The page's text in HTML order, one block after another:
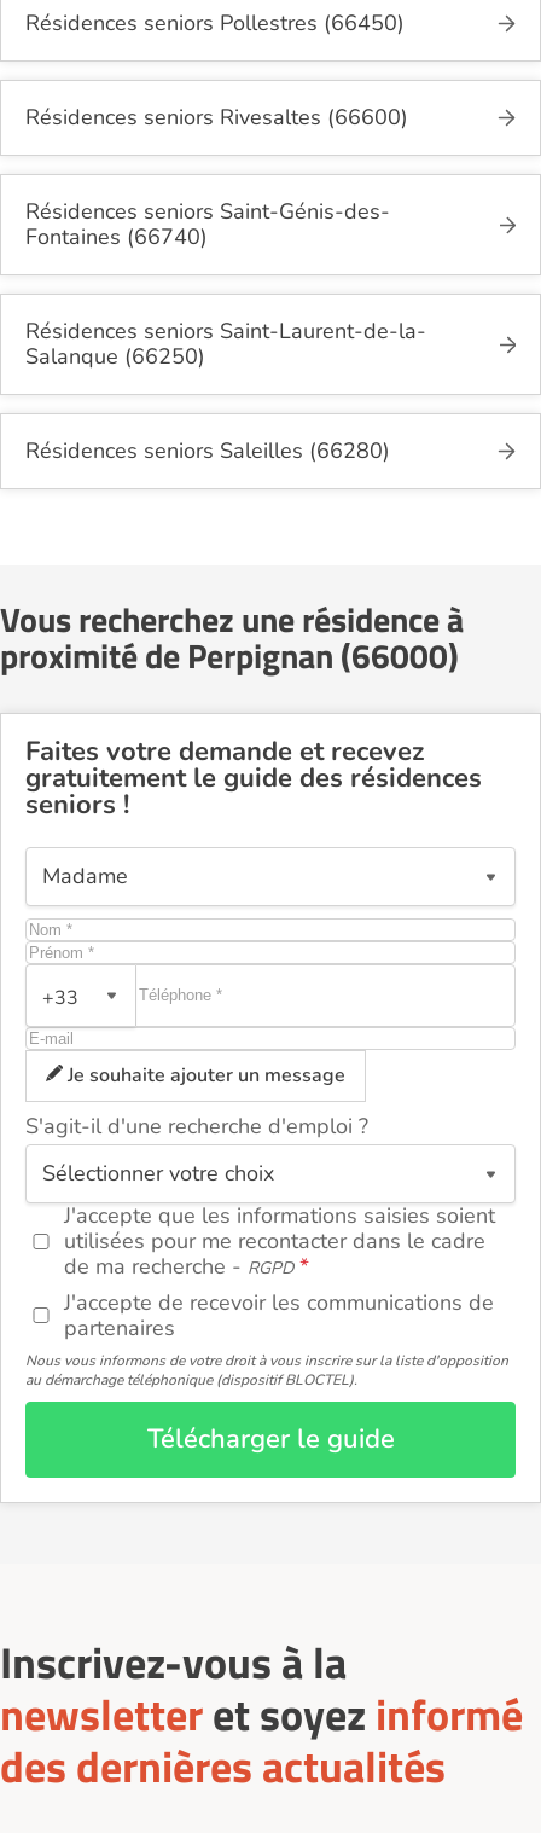
Résidences seniors Pollestres (66450)
Résidences seniors Rivesaltes (66600)
Résidences seniors Saint-Génis-des-
Fontaines (66740)
Résidences seniors Saint-Laurent-de-la-
Salanque (66250)
Résidences seniors Saleilles (66280)
Vous recherchez une résidence à
proximité de Perpignan (66000)
Faites votre demande et recevez
gratuitement le guide des résidences
seniors !
+33
Je souhaite ajouter un message
S'agit-il d'une recherche d'emploi ?
J'accepte que les informations saisies soient
utilisées pour me recontacter dans le cadre
de ma recherche - RGPD
J'accepte de recevoir les communications de
partenaires
Nous vous informons de votre droit à vous inscrire sur la liste d'opposition
au démarchage téléphonique (dispositif BLOCTEL).
Télécharger le guide
ou
Inscrivez-vous à la
newsletteret soyez informé
des dernières actualités